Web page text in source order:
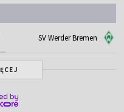
SV Werder Bremen